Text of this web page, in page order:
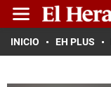
INICIO EH PLUS